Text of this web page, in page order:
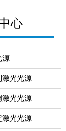
心
源
光光源
光光源
光光源